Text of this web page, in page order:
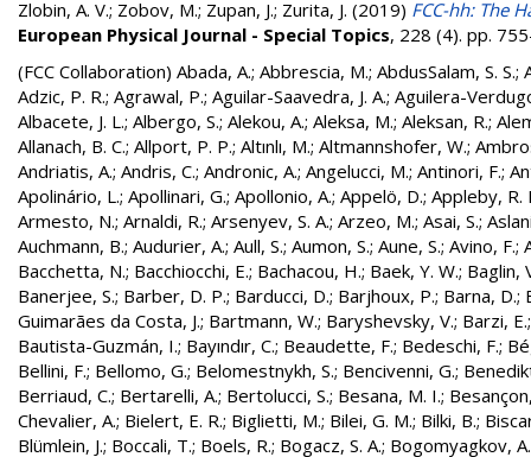
Zlobin, A. V.; Zobov, M.; Zupan, J.; Zurita, J. (2019) FCC-hh: The
European Physical Journal - Special Topics, 228 (4). pp.
(FCC Collaboration) Abada, A.; Abbrescia, M.; AbdusSalam, S. S.;
Adzic, P. R.; Agrawal, P.; Aguilar-Saavedra, J. A.; Aguilera-
Albacete, J. L.; Albergo, S.; Alekou, A.; Aleksa, M.; Aleksan, R.;
Allanach, B. C.; Allport, P. P.; Altınlı, M.; Altmannshofer, W.;
Andriatis, A.; Andris, C.; Andronic, A.; Angelucci, M.; Antinori, F.;
Apolinário, L.; Apollinari, G.; Apollonio, A.; Appelö, D.; Appleby, R.
Armesto, N.; Arnaldi, R.; Arsenyev, S. A.; Arzeo, M.; Asai, S.;
Auchmann, B.; Audurier, A.; Aull, S.; Aumon, S.; Aune, S.; Avino, F.;
Bacchetta, N.; Bacchiocchi, E.; Bachacou, H.; Baek, Y. W.; Baglin,
Banerjee, S.; Barber, D. P.; Barducci, D.; Barjhoux, P.; Barna, D.;
Guimarães da Costa, J.; Bartmann, W.; Baryshevsky, V.; Barzi, E.
Bautista-Guzmán, I.; Bayındır, C.; Beaudette, F.; Bedeschi, F.;
Bellini, F.; Bellomo, G.; Belomestnykh, S.; Bencivenni, G.;
Berriaud, C.; Bertarelli, A.; Bertolucci, S.; Besana, M. I.;
Chevalier, A.; Bielert, E. R.; Biglietti, M.; Bilei, G. M.; Bilki, B.;
Blümlein, J.; Boccali, T.; Boels, R.; Bogacz, S. A.; Bogomyagkov, A.